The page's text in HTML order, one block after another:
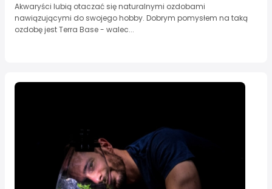
Akwaryści lubią otaczać się naturalnymi ozdobami
nawiązującymi do swojego hobby. Dobrym pomysłem na taką
ozdobę jest Terra Base - walec...